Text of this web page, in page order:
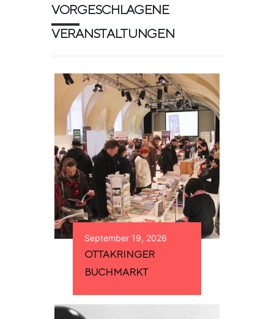
VORGESCHLAGENE
VERANSTALTUNGEN
September 19, 2026
OTTAKRINGER
BUCHMARKT